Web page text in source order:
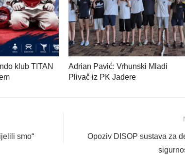
klub TITAN
Adrian Pavić: Vrhunski Mladi
Plivač iz PK Jadere
smo“
Next
Opoziv DISOP sustava za